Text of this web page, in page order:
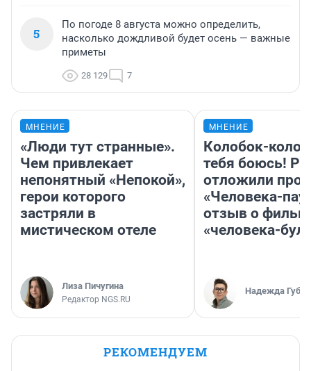
5
По погоде 8 августа можно определить,
насколько дождливой будет осень — важные
приметы
28 129 7
МНЕНИЕ
«Люди тут странные».
Чем привлекает
непонятный «Непокой»,
герои которого
застряли в
мистическом отеле
Лиза Пичугина
Редактор NGS.RU
МНЕНИЕ
Колобок-
тебя боюсь!
отложили
«Человека-
отзыв о
«человека-
Надежда
РЕКОМЕНДУЕМ